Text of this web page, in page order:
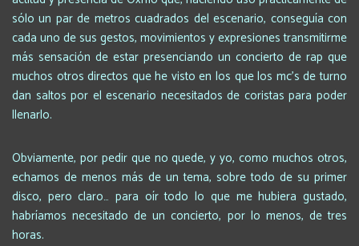
sólo un par de metros cuadrados del escenario, conseguía con
cada uno de sus gestos, movimientos y expresiones transmitirme
más sensación de estar presenciando un concierto de rap que
muchos otros directos que he visto en los que los mc’s de turno
dan saltos por el escenario necesitados de coristas para poder
llenarlo.
Obviamente, por pedir que no quede, y yo, como muchos otros,
echamos de menos más de un tema, sobre todo de su primer
disco, pero claro… para oír todo lo que me hubiera gustado,
habríamos necesitado de un concierto, por lo menos, de tres
horas.